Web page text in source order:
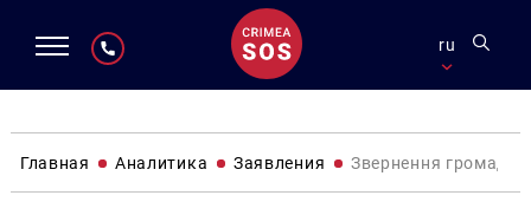
ru
Главная Аналитика Заявления Звернення